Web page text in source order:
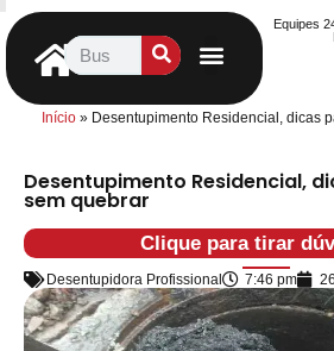
Equipes
Início» Desentupimento Residencial, dicas
Desentupimento Residencial,
sem quebrar
Clique para tirar
Desentupidora Profissional 7:46 pm